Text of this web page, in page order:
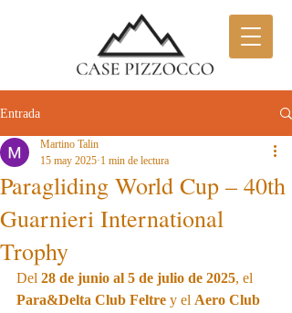
Entrada
Paragliding World Cup – 40th
Guarnieri International
Trophy
Martino Talin
15 may 2025 1 min de lectura
Del 28 de junio al 5 de julio de 2025, el
Para&Delta Club Feltre y el Aero Club